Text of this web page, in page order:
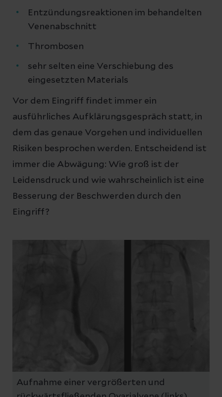
Entzündungsreaktionen im behandelten
Venenabschnitt
Thrombosen
sehr selten eine Verschiebung des
eingesetzten Materials
Vor dem Eingriff findet immer ein
ausführliches Aufklärungsgespräch statt, in
dem das genaue Vorgehen und individuellen
Risiken besprochen werden. Entscheidend ist
immer die Abwägung: Wie groß ist der
Leidensdruck und wie wahrscheinlich ist eine
Besserung der Beschwerden durch den
Eingriff?
Aufnahme einer vergrößerten und